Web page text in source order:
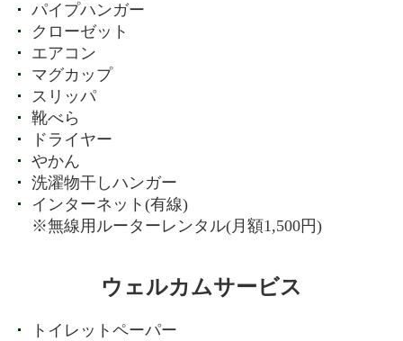
パイプハンガー
クローゼット
エアコン
マグカップ
スリッパ
靴べら
ドライヤー
やかん
洗濯物干しハンガー
インターネット(有線)
※無線用ルーターレンタル(月額1,500円)
ウェルカムサービス
トイレットペーパー